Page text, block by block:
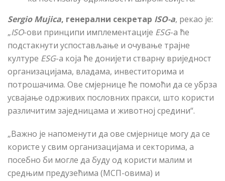
Sergio Mujica, генерални секретар ISO-а, рекао је:
„ISO-ови принципи имплементације ESG-а ће
подстакнути успостављање и очување трајне
културе ESG-а која ће донијети стварну вриједност
организацијама, владама, инвеститорима и
потрошачима. Ове смјернице ће помоћи да се убрза
усвајање одрживих пословних пракси, што користи
различитим заједницама и животној средини“.
„Важно је напоменути да ове смјернице могу да се
користе у свим организацијама и секторима, а
посебно би могле да буду од користи малим и
средњим предузећима (МСП-овима) и